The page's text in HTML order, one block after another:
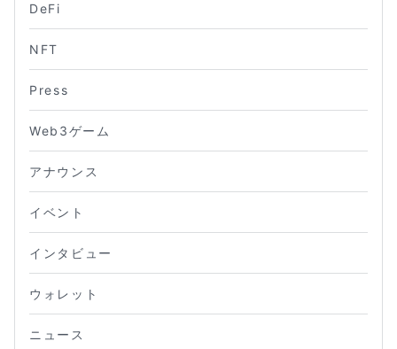
DeFi
NFT
Press
Web3ゲーム
アナウンス
イベント
インタビュー
ウォレット
ニュース